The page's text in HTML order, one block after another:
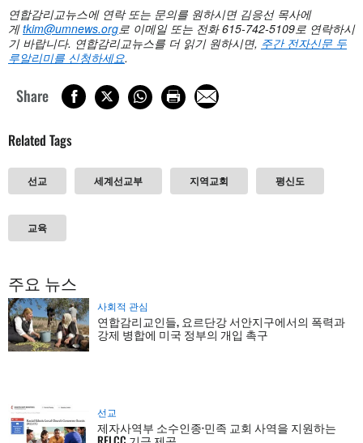
연합감리교뉴스에 연락 또는 문의를 원하시면 김응선 목사에
게tkim@umnews.org로 이메일 또는 전화 615-742-5109로 연락하시
기 바랍니다. 연합감리교뉴스를 더 읽기 원하시면, 주간 전자신문 두
루알리미를 신청하세요.
Share
Related Tags
선교 세계선교부 지역교회 평신도
교육
주요 뉴스
사회적 관심
연합감리교인들, 요르단강 서안지구에서의 폭력과
강제 병합에 미국 정부의 개입 촉구
선교
제자사역부 소수인종·민족 교회 사역을 지원하는